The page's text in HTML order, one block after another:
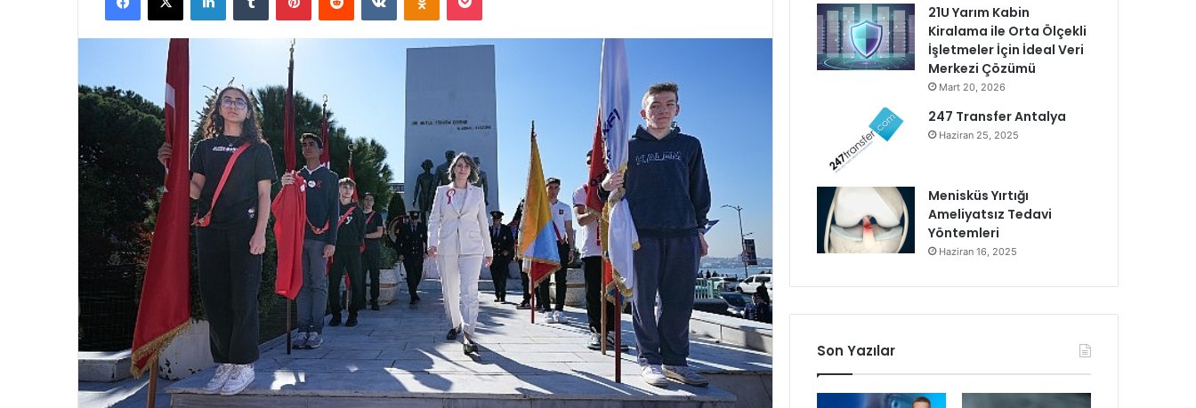
21U Yarım Kabin
Kiralama ile Orta Ölçekli
İşletmeler İçin İdeal Veri
Merkezi Çözümü
Mart 20, 2026
247 Transfer Antalya
Haziran 25, 2025
Menisküs Yırtığı
Ameliyatsız Tedavi
Yöntemleri
Haziran 16, 2025
Son Yazılar